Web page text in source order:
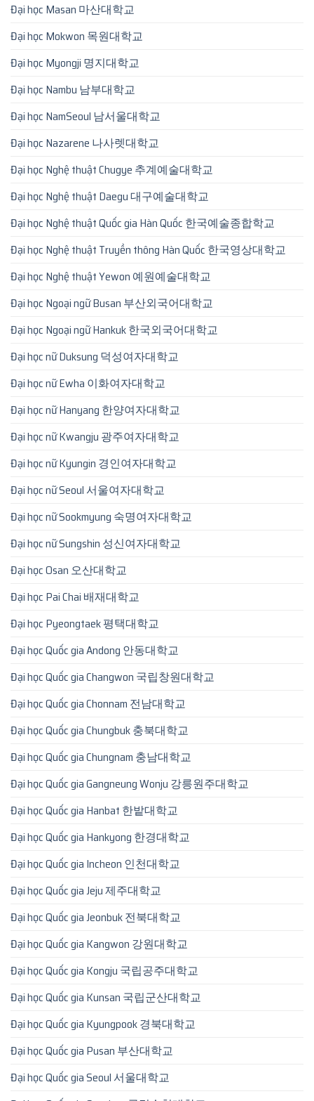
Đại học Masan 마산대학교
Đại học Mokwon 목원대학교
Đại học Myongji 명지대학교
Đại học Nambu 남부대학교
Đại học NamSeoul 남서울대학교
Đại học Nazarene 나사렛대학교
Đại học Nghệ thuật Chugye 추계예술대학교
Đại học Nghệ thuật Daegu 대구예술대학교
Đại học Nghệ thuật Quốc gia Hàn Quốc 한국예술종합학교
Đại học Nghệ thuật Truyền thông Hàn Quốc 한국영상대학교
Đại học Nghệ thuật Yewon 예원예술대학교
Đại học Ngoại ngữ Busan 부산외국어대학교
Đại học Ngoại ngữ Hankuk 한국외국어대학교
Đại học nữ Duksung 덕성여자대학교
Đại học nữ Ewha 이화여자대학교
Đại học nữ Hanyang 한양여자대학교
Đại học nữ Kwangju 광주여자대학교
Đại học nữ Kyungin 경인여자대학교
Đại học nữ Seoul 서울여자대학교
Đại học nữ Sookmyung 숙명여자대학교
Đại học nữ Sungshin 성신여자대학교
Đại học Osan 오산대학교
Đại học Pai Chai 배재대학교
Đại học Pyeongtaek 평택대학교
Đại học Quốc gia Andong 안동대학교
Đại học Quốc gia Changwon 국립창원대학교
Đại học Quốc gia Chonnam 전남대학교
Đại học Quốc gia Chungbuk 충북대학교
Đại học Quốc gia Chungnam 충남대학교
Đại học Quốc gia Gangneung Wonju 강릉원주대학교
Đại học Quốc gia Hanbat 한밭대학교
Đại học Quốc gia Hankyong 한경대학교
Đại học Quốc gia Incheon 인천대학교
Đại học Quốc gia Jeju 제주대학교
Đại học Quốc gia Jeonbuk 전북대학교
Đại học Quốc gia Kangwon 강원대학교
Đại học Quốc gia Kongju 국립공주대학교
Đại học Quốc gia Kunsan 국립군산대학교
Đại học Quốc gia Kyungpook 경북대학교
Đại học Quốc gia Pusan 부산대학교
Đại học Quốc gia Seoul 서울대학교